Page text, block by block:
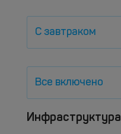
С завтраком
Все включено
Инфраструктура